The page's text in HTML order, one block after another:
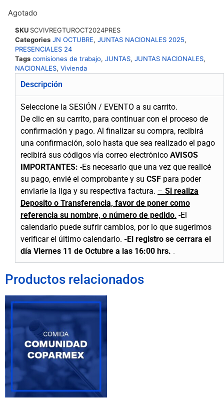
Agotado
SKU SCVIVREGTUROCT2024PRES
Categories JN OCTUBRE, JUNTAS NACIONALES 2025,
PRESENCIALES 24
Tags comisiones de trabajo, JUNTAS, JUNTAS NACIONALES,
NACIONALES, Vivienda
Descripción
Seleccione la SESIÓN / EVENTO a su carrito.
De clic en su carrito, para continuar con el proceso de
confirmación y pago. Al finalizar su compra, recibirá
una confirmación, solo hasta que sea realizado el pago
recibirá sus códigos vía correo electrónico AVISOS
IMPORTANTES: -Es necesario que una vez que realicé
su pago, envié el comprobante y su CSF para poder
enviarle la liga y su respectiva factura. – Si realiza
Deposito o Transferencia, favor de poner como
referencia su nombre, o número de pedido. -El
calendario puede sufrir cambios, por lo que sugerimos
verificar el último calendario. -El registro se cerrara el
día Viernes 11 de Octubre a las 16:00 hrs. .
Productos relacionados